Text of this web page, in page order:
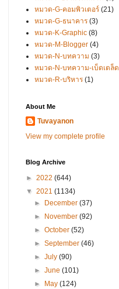
หมวด-G-คอมพิวเตอร์ (21)
หมวด-G-ธนาคาร (3)
หมวด-K-Graphic (8)
หมวด-M-Blogger (4)
หมวด-N-บทความ (3)
หมวด-N-บทความ-เบ็ดเตล็ด
หมวด-R-บริหาร (1)
About Me
Tuvayanon
View my complete profile
Blog Archive
► 2022 (644)
▼ 2021 (1134)
►
December(37)
►
November(92)
►October(52)
►September(46)
►July(90)
►June(101)
►
May(124)